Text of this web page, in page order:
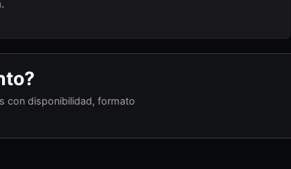
con disponibilidad, formato